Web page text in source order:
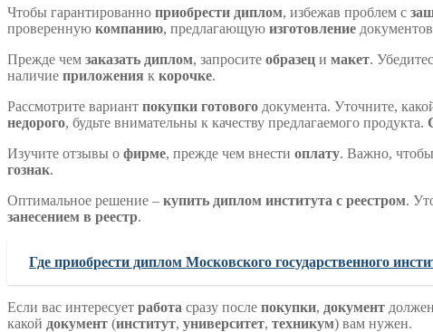
Чтобы гарантированно приобрести диплом, избежав проблем с
проверенную компанию, предлагающую изготовление
Прежде чем заказать диплом, запросите образец и макет.
наличие приложения к корочке.
Рассмотрите вариант покупки готового документа. Уточните,
недорого, будьте внимательны к качеству предлагаемого продукта.
Изучите отзывы о фирме, прежде чем внести оплату. Важно, чтобы
гознак.
Оптимальное решение – купить диплом института с реестром.
занесением в реестр.
Где приобрести диплом Московского государственного
Если вас интересует работа сразу после покупки, документ
какой документ (институт, университет, техникум) вам нужен.